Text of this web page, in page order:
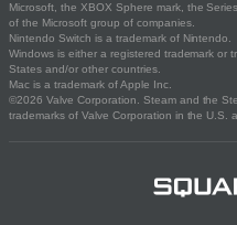
Microsoft, the XBOX Sphere mark, the
of the Microsoft group of companies.
Nintendo Switch is a trademark of Nintendo.
Windows is either a registered trademark or
States and/or other countries.
Mac is a trademark of Apple Inc.
©2026 Valve Corporation. Steam and the
trademarks of Valve Corporation in the U.S.